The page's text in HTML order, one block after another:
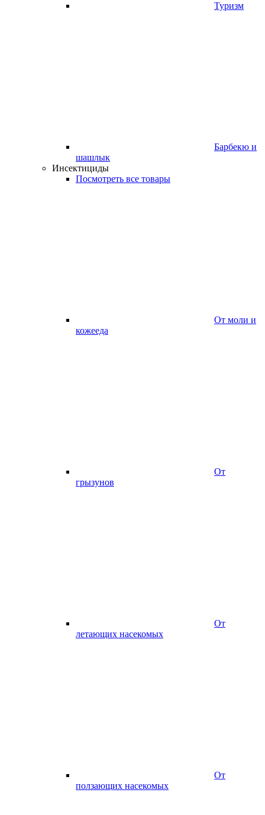
Туризм
Барбекю и
шашлык
Инсектициды
Посмотреть все товары
От моли и
кожееда
От
грызунов
От
летающих насекомых
От
ползающих насекомых